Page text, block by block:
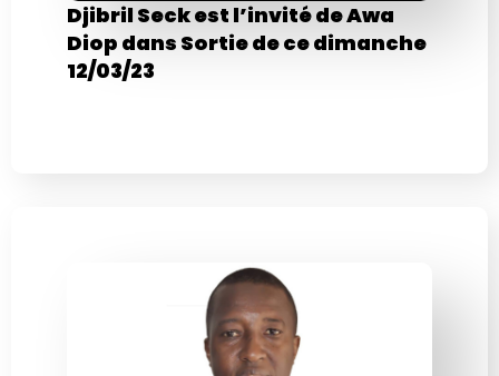
Djibril Seck est l’invité de Awa
Diop dans Sortie de ce dimanche
12/03/23